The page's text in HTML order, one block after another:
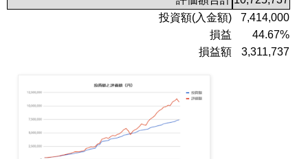
投資額(入金額)
7,414,000
損益
44.67%
損益額
3,311,737